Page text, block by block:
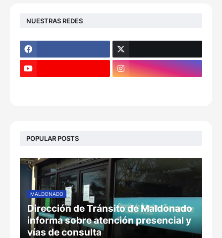
NUESTRAS REDES
POPULAR POSTS
MALDONADO
Dirección de Tránsito de Maldonado
informa sobre atención presencial y
vías de consulta